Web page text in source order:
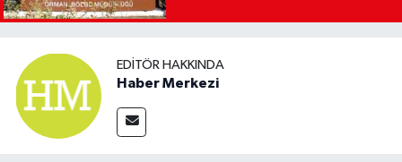
EDITÖR HAKKINDA
Haber Merkezi